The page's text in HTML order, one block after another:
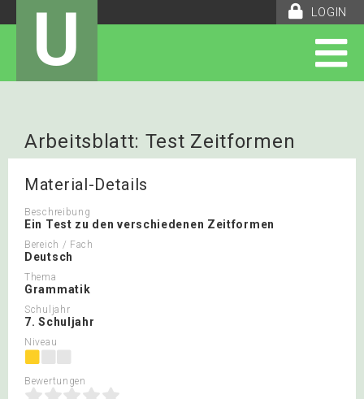
LOGIN
U
Arbeitsblatt: Test Zeitformen
Material-Details
Beschreibung
Ein Test zu den verschiedenen Zeitformen
Bereich / Fach
Deutsch
Thema
Grammatik
Schuljahr
7. Schuljahr
Niveau
Bewertungen